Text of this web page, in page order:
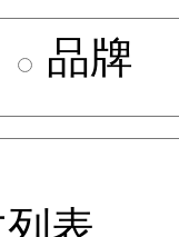
品牌